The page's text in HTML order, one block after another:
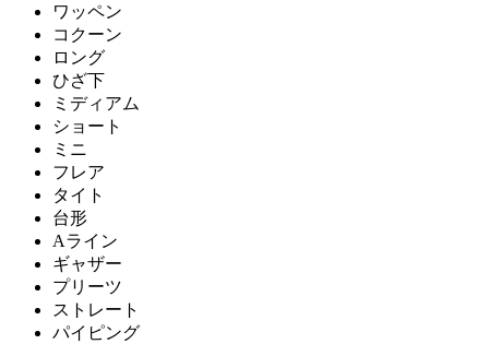
ワッペン
コクーン
ロング
ひざ下
ミディアム
ショート
ミニ
フレア
タイト
台形
Aライン
ギャザー
プリーツ
ストレート
パイピング